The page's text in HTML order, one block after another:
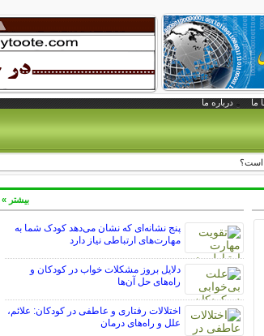
ما درباره ما
است؟
پنج نشانه‌ای که نشان می‌دهد کودک شما به
مهارت‌های ارتباطی نیاز دارد
دلایل بروز مشکلات خواب در کودکان و
راه‌های حل آن‌ها
اختلالات رفتاری و عاطفی در کودکان: علائم،
علل و راه‌های درمان
بیشتر »